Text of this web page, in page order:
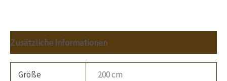
Zusätzliche Informationen
Größe 200 cm